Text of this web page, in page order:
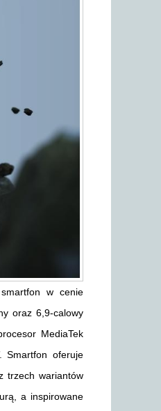
w cenie
oraz 6,9-calowy
MediaTek
Smartfon oferuje
trzech wariantów
a inspirowane